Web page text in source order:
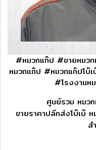
#หมวกแก๊ป #ขายหมว
หมวกแก๊ป #หมวกแก๊ปโบ๊
#โรงงานห
ศูนย์รวม หมว
ขายราคาปลีกส่งโบ๊เบ๊
ส